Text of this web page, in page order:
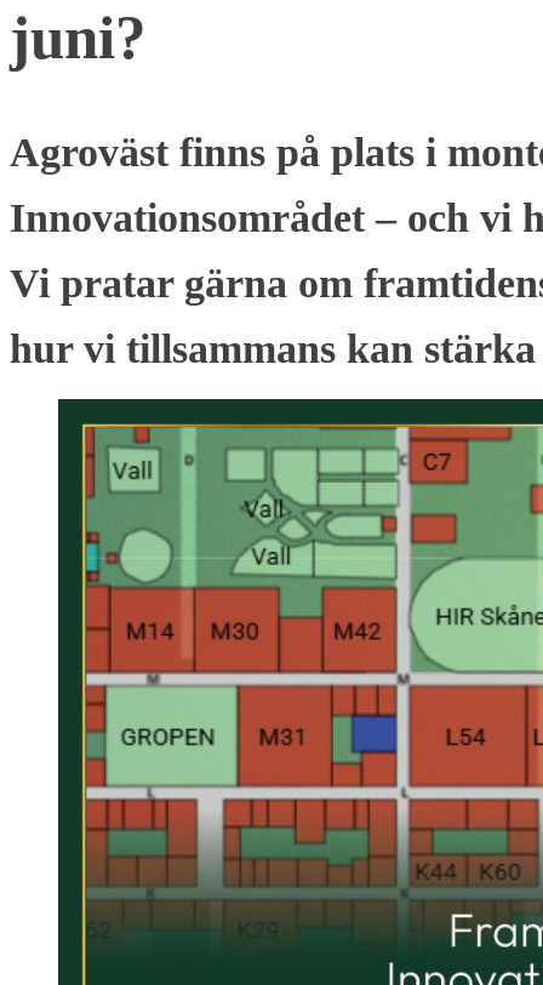
juni?
Agroväst finns på plats i
Innovationsområdet – och vi
Vi pratar gärna om
hur vi tillsammans kan